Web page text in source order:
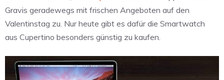
Gravis geradewegs mit frischen Angeboten auf den
Valentinstag zu. Nur heute gibt es dafür die Smartwatch
aus Cupertino besonders günstig zu kaufen.